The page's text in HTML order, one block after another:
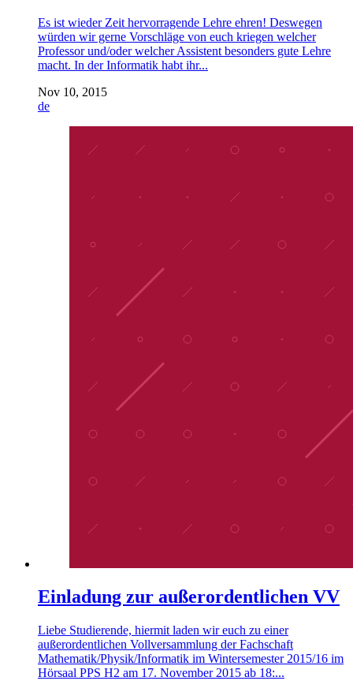
Es ist wieder Zeit hervorragende Lehre ehren! Deswegen
würden wir gerne Vorschläge von euch kriegen welcher
Professor und/oder welcher Assistent besonders gute Lehre
macht. In der Informatik habt ihr...
Nov 10, 2015
de
Einladung zur außerordentlichen VV
Liebe Studierende, hiermit laden wir euch zu einer
außerordentlichen Vollversammlung der Fachschaft
Mathematik/Physik/Informatik im Wintersemester 2015/16 im
Hörsaal PPS H2 am 17. November 2015 ab 18:...